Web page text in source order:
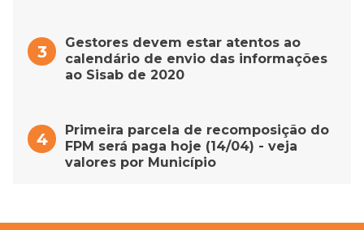
Gestores devem estar atentos ao
calendário de envio das informações
ao Sisab de 2020
Primeira parcela de recomposição do
FPM será paga hoje (14/04) - veja
valores por Município